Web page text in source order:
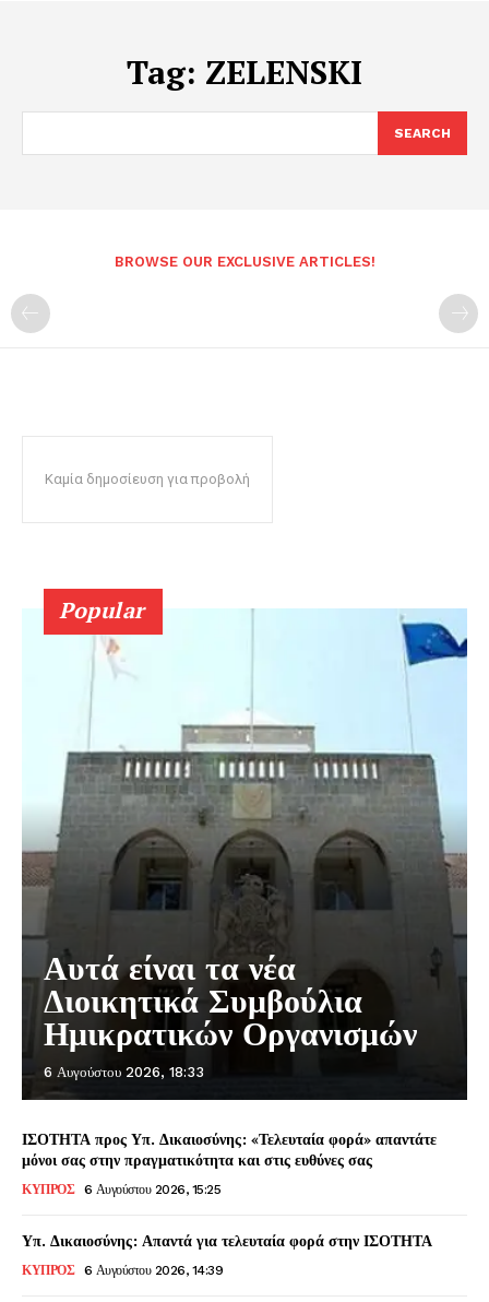
Tag: ZELENSKI
SEARCH
BROWSE OUR EXCLUSIVE ARTICLES!
Καμία δημοσίευση για προβολή
Popular
Αυτά είναι τα νέα
Διοικητικά Συμβούλια
Ημικρατικών Οργανισμών
6 Αυγούστου 2026, 18:33
ΙΣΟΤΗΤΑ προς Υπ. Δικαιοσύνης: «Τελευταία φορά» απαντάτε
μόνοι σας στην πραγματικότητα και στις ευθύνες σας
ΚΥΠΡΟΣ 6 Αυγούστου 2026, 15:25
Υπ. Δικαιοσύνης: Απαντά για τελευταία φορά στην ΙΣΟΤΗΤΑ
ΚΥΠΡΟΣ 6 Αυγούστου 2026, 14:39